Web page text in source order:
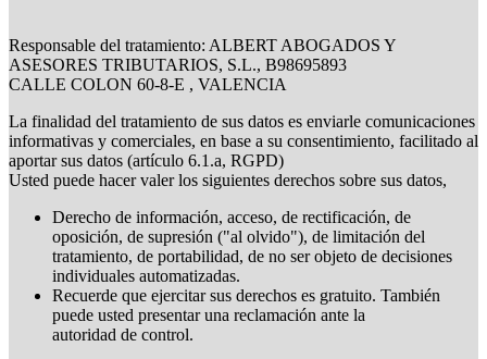
Responsable del tratamiento: ALBERT ABOGADOS Y
ASESORES TRIBUTARIOS, S.L., B98695893
CALLE COLON 60-8-E , VALENCIA
La finalidad del tratamiento de sus datos es enviarle comunicaciones
informativas y comerciales, en base a su consentimiento, facilitado al
aportar sus datos (artículo 6.1.a, RGPD)
Usted puede hacer valer los siguientes derechos sobre sus datos,
Derecho de información, acceso, de rectificación, de
oposición, de supresión ("al olvido"), de limitación del
tratamiento, de portabilidad, de no ser objeto de decisiones
individuales automatizadas.
Recuerde que ejercitar sus derechos es gratuito. También
puede usted presentar una reclamación ante la
autoridad de control.